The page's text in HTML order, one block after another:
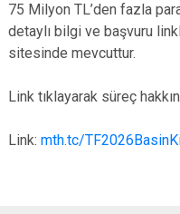
75 Milyon TL’den fazla
detaylı bilgi ve başvuru
sitesinde mevcuttur.
Link tıklayarak süreç
Link: mth.tc/